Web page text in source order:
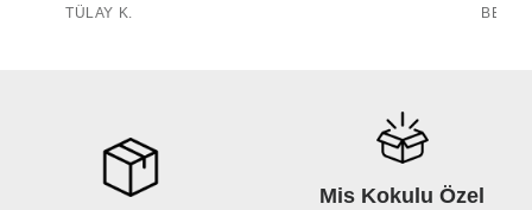
TÜLAY K.
Mis Kokulu Özel